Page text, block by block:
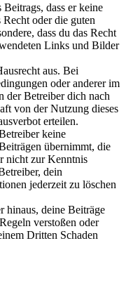
dass er keine
oder die guten
dass du das Recht
Links und Bilder
aus. Bei
oder anderer im
der Betreiber dich nach
von der Nutzung dieses
erteilen.
keine
übernimmt, die
nicht zur Kenntnis
dein
jederzeit zu löschen
hinaus, deine Beiträge
verstoßen oder
Dritten Schaden